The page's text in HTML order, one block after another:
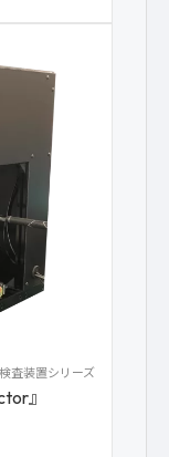
査装置シリーズ
』